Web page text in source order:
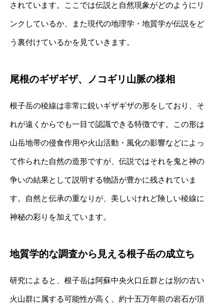
されています。ここでは伝説と自然現象がどのようにリ
ンクしているか、また現代の地理学・地質学が伝説をど
う裏付けているかを見ていきます。
尾根のギザギザ、ノコギリ山脈の様相
根子岳の稜線は非常に鋭いギザギザの形をしており、そ
れが遠くからでも一目で認識できる特徴です。この形は
山岳地帯の侵食作用や火山活動・風化の影響などによっ
て作られた自然の造形ですが、伝説ではそれを鬼と神の
争いの結果として説明する物語が豊かに残されていま
す。自然と伝承の重なりが、美しいけれど険しい稜線に
神秘の彩りを加えています。
地質学的な調査から見える根子岳の成立ち
研究によると、根子岳は阿蘇中央火口丘群とは別の古い
火山群に属する可能性が高く、約十五万年前の岩石が頂